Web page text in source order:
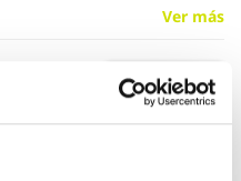
Ver más
7,60 €